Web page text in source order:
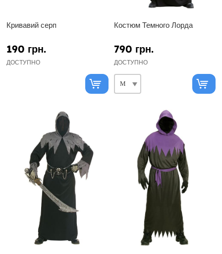
Кривавий серп
190 грн.
ДОСТУПНО
Костюм Темного Лорда
790 грн.
ДОСТУПНО